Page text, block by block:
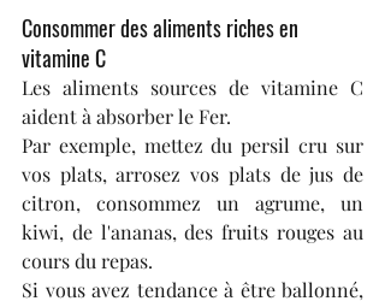
Consommer des aliments riches en
vitamine C
Les aliments sources de vitamine C
aident à absorber le Fer.
Par exemple, mettez du persil cru sur
vos plats, arrosez vos plats de jus de
citron, consommez un agrume, un
kiwi, de l'ananas, des fruits rouges au
cours du repas.
Si vous avez tendance à être ballonné,